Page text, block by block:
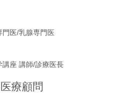
門医/乳腺専門医
座 講師/診療医長
療顧問